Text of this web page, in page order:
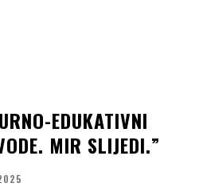
EDUKATIVNI
MIR SLIJEDI.”